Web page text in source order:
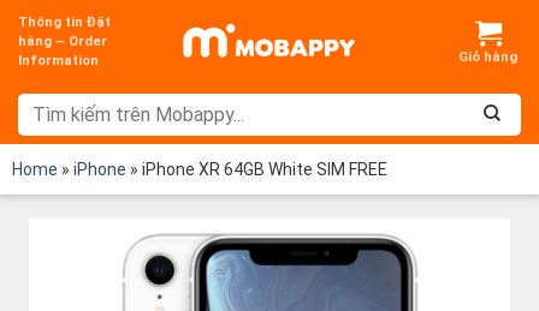
Chuyển
đến
dung
Thông tin Đặt
hàng – Order
Information
Home » iPhone » iPhone XR 64GB White SIM FREE